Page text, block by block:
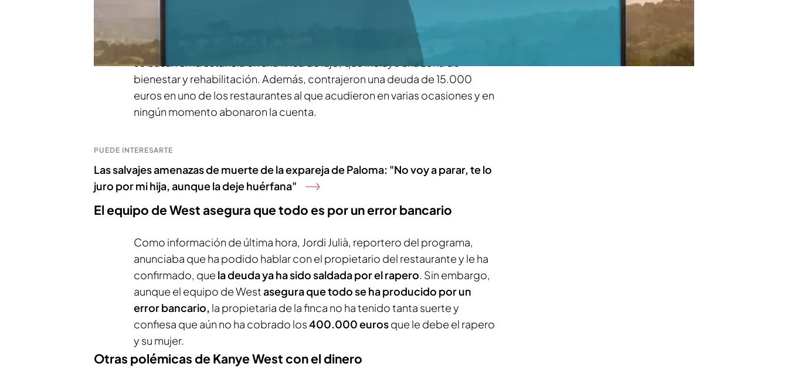
Los gastos ocasionados por la pareja para alcanzar una deuda millonaria,
se basan en la estancia en una finca de lujo, que incluye una zona de
bienestar y rehabilitación. Además, contrajeron una deuda de 15.000
euros en uno de los restaurantes al que acudieron en varias ocasiones y en
ningún momento abonaron la cuenta.
PUEDE INTERESARTE
Las salvajes amenazas de muerte de la expareja de Paloma: "No voy a parar, te lo
juro por mi hija, aunque la deje huérfana"
El equipo de West asegura que todo es por un error bancario
Como información de última hora, Jordi Julià, reportero del programa,
anunciaba que ha podido hablar con el propietario del restaurante y le ha
confirmado, que la deuda ya ha sido saldada por el rapero. Sin embargo,
aunque el equipo de Westasegura que todo se ha producido por un
error bancario, la propietaria de la finca no ha tenido tanta suerte y
confiesa que aún no ha cobrado los400.000 eurosque le debe el rapero
y su mujer.
Otras polémicas de Kanye West con el dinero